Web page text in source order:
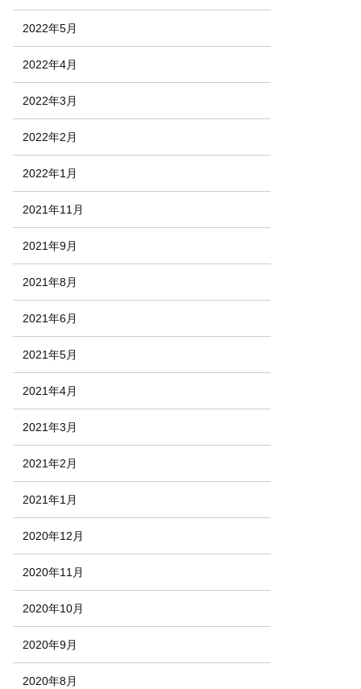
2022年5月
2022年4月
2022年3月
2022年2月
2022年1月
2021年11月
2021年9月
2021年8月
2021年6月
2021年5月
2021年4月
2021年3月
2021年2月
2021年1月
2020年12月
2020年11月
2020年10月
2020年9月
2020年8月